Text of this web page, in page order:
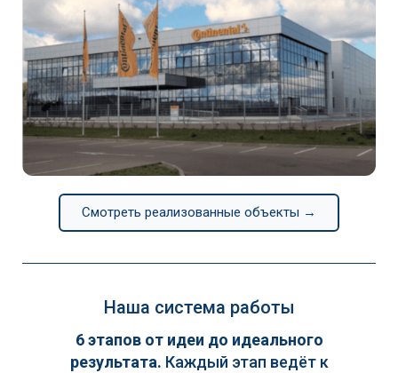
Continental
Смотреть реализованные объекты →
Наша система работы
6 этапов от идеи до идеального
результата. Каждый этап ведёт к